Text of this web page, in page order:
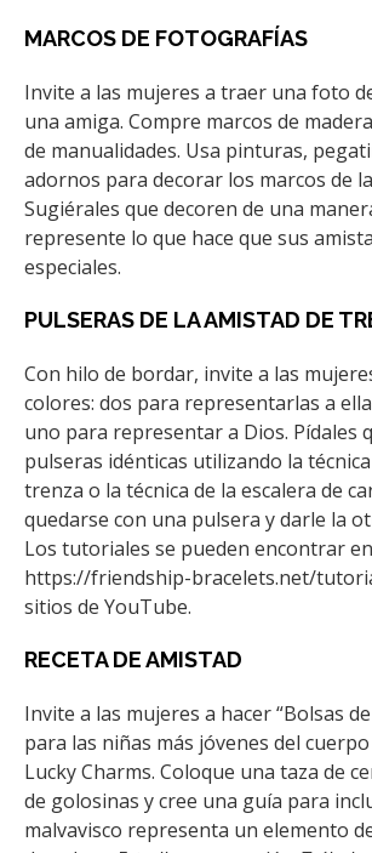
MARCOS DE FOTOGRAFÍAS
Invite a las mujeres a traer una foto
una amiga. Compre marcos de
de manualidades. Usa pinturas,
adornos para decorar los marcos de
Sugiérales que decoren de una
represente lo que hace que sus
especiales.
PULSERAS DE LA AMISTAD DE
Con hilo de bordar, invite a las
colores: dos para representarlas a
uno para representar a Dios. Pídales
pulseras idénticas utilizando la técnica
trenza o la técnica de la escalera de
quedarse con una pulsera y darle la
Los tutoriales se pueden encontrar
https://friendship-bracelets.net/
sitios de YouTube.
RECETA DE AMISTAD
Invite a las mujeres a hacer “Bolsas
para las niñas más jóvenes del
Lucky Charms. Coloque una taza de
de golosinas y cree una guía para
malvavisco representa un elemento